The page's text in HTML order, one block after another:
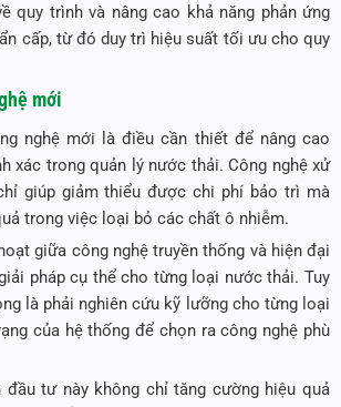
quy trình và nâng cao khả năng phản ứng
cấp, từ đó duy trì hiệu suất tối ưu cho quy
mới
nghệ mới là điều cần thiết để nâng cao
xác trong quản lý nước thải. Công nghệ xử
giúp giảm thiểu được chi phí bảo trì mà
trong việc loại bỏ các chất ô nhiễm.
giữa công nghệ truyền thống và hiện đại
pháp cụ thể cho từng loại nước thải. Tuy
là phải nghiên cứu kỹ lưỡng cho từng loại
của hệ thống để chọn ra công nghệ phù
đầu tư này không chỉ tăng cường hiệu quả